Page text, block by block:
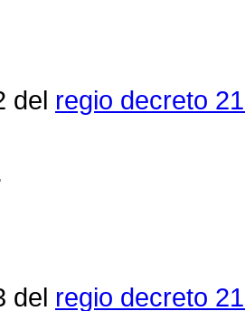
del regio decreto
del regio decreto